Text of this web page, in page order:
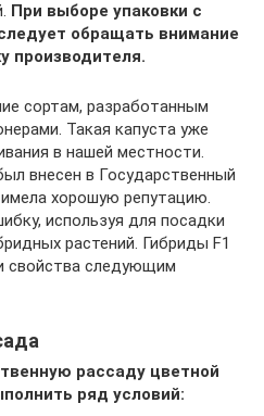
При выборе упаковки с
обращать внимание
производителя.
сортам, разработанным
Такая капуста уже
в нашей местности.
внесен в Государственный
хорошую репутацию.
используя для посадки
растений. Гибриды F1
свойства следующим
рассаду цветной
ряд условий: